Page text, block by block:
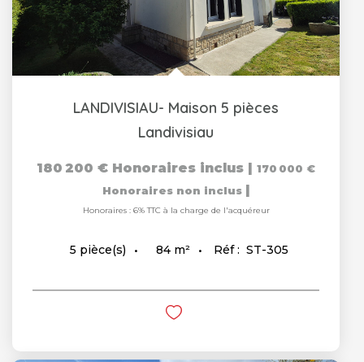
LANDIVISIAU- Maison 5 pièces
Landivisiau
180 200 € Honoraires inclus | 170 000 €
Honoraires non inclus |
Honoraires : 6% TTC à la charge de l'acquéreur
5 pièce(s) 84 m² Réf : ST-305